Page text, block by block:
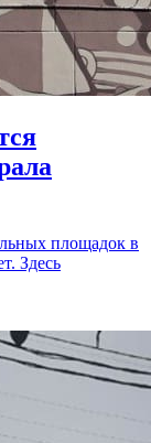
площадок в
Здесь